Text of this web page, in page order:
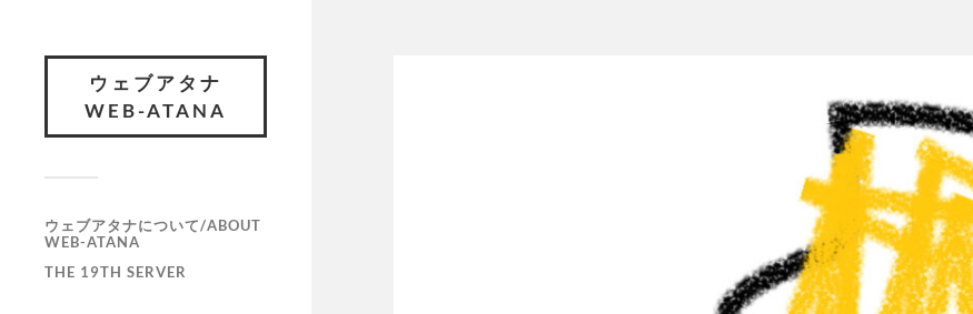
ウェブアタナ
WEB-ATANA
ウェブアタナについて/ABOUT
WEB-ATANA
THE 19TH SERVER